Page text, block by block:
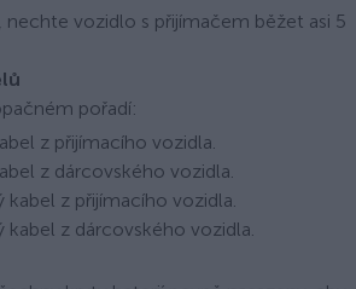
vozidlo s přijímačem běžet asi 5
pořadí:
z přijímacího vozidla.
z dárcovského vozidla.
kabel z přijímacího vozidla.
kabel z dárcovského vozidla.